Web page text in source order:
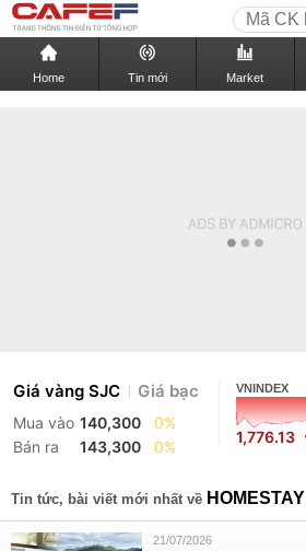
Home Tin mới Market
Giá vàng SJC Giá bạc
Mua vào 140,300
0%
Bán ra
143,300 0%
VNINDEX
1,776.13
Tin tức, bài viết mới nhất về HOMESTAY
21/07/2026